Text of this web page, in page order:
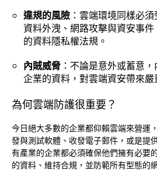
違規的風險 ：雲端環境同樣必
資料外洩、網路攻擊與資安事
的資料隱私權法規。
內賊威脅 ：不論是意外或蓄意
企業的資料，對雲端資安帶來嚴
為何雲端防護很重要？
今日絕大多數的企業都仰賴雲端來營運
發與測試軟體、收發電子郵件，或是提
有產業的企業都必須確保他們擁有必要
的資料、維持合規，並防範所有型態的